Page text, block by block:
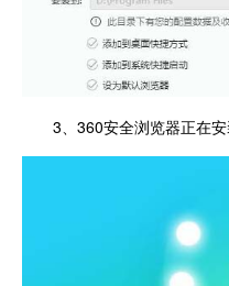
3、360安全浏览器正在